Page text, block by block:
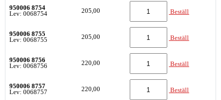
950006 8754
Lev: 0068754
205,00 Beställ
950006 8755
Lev: 0068755
205,00 Beställ
950006 8756
Lev: 0068756
220,00 Beställ
950006 8757
Lev: 0068757
220,00 Beställ